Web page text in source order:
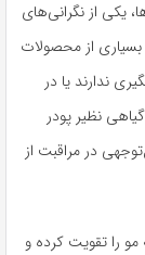
یکی از نگرانی‌های
از محصولات
ندارند یا در
نظیر پودر
در مراقبت از
را تقویت کرده و